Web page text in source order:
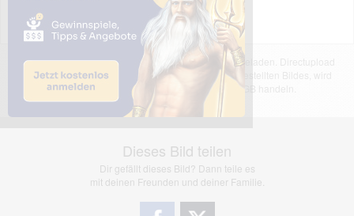
Das dargestellte Bild wurde von einem Nutzer hochgeladen. Directupload
übernimmt keinerlei Haftung für den Inhalt des dargestellten Bildes, wird
jedoch bei Verstößen nach §2(3) unserer AGB handeln.
Dieses Bild teilen
Dir gefällt dieses Bild? Dann teile es
mit deinen Freunden und deiner Familie.